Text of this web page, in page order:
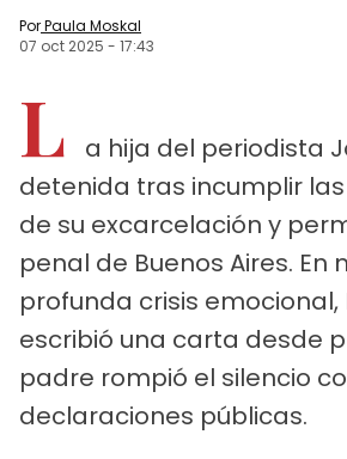
PorPaula Moskal
07 oct 2025 - 17:43
L
a hija del periodista
detenida tras incumplir
de su excarcelación y
penal de Buenos Aires. En
profunda crisis emocional,
escribió una carta desde
padre rompió el silencio
declaraciones públicas.